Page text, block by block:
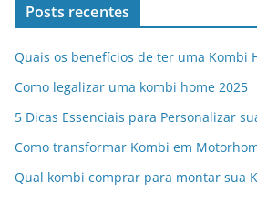
Posts recentes
Quais os benefícios de ter uma Kombi
Como legalizar uma kombi home 2025
5 Dicas Essenciais para Personalizar
Como transformar Kombi em
Qual kombi comprar para montar sua